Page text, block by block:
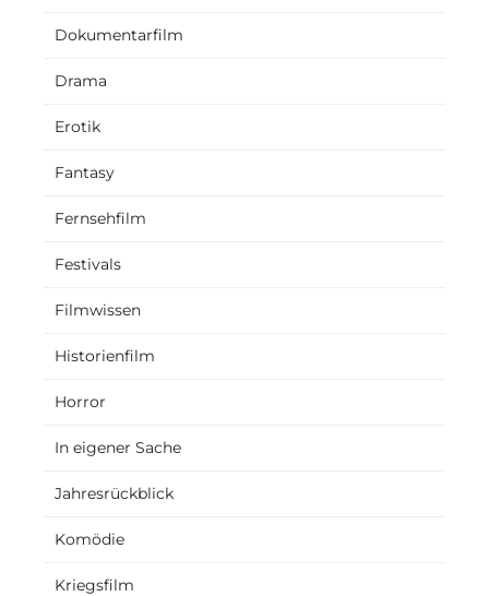
Dokumentarfilm
Drama
Erotik
Fantasy
Fernsehfilm
Festivals
Filmwissen
Historienfilm
Horror
In eigener Sache
Jahresrückblick
Komödie
Kriegsfilm